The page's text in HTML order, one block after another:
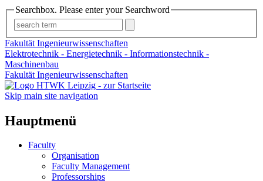
Searchbox. Please enter your Searchword
Fakultät Ingenieurwissenschaften
Elektrotechnik - Energietechnik - Informationstechnik -
Maschinenbau
Fakultät Ingenieurwissenschaften
Skip main site navigation
Hauptmenü
Faculty
Organisation
Faculty Management
Professorships